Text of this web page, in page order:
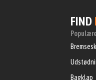
FIND
Bagklap